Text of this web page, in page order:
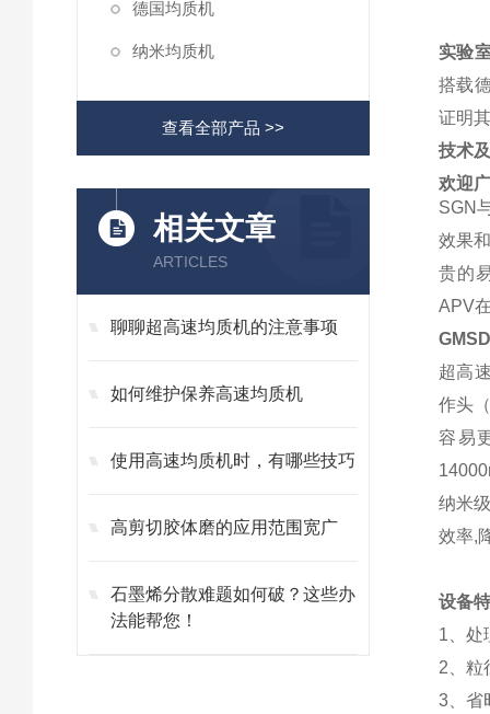
德国均质机
纳米均质机
查看全部产品 >>
相关文章
ARTICLES
聊聊超高速均质机的注意事项
如何维护保养高速均质机
使用高速均质机时，有哪些技巧
高剪切胶体磨的应用范围宽广
石墨烯分散难题如何破？这些办
法能帮您！
实验
搭载
证明
技术
欢迎
SGN
效果
贵的
APV
超高
作头
容易
纳米
效率,
设备
1、处
2、粒
3、省